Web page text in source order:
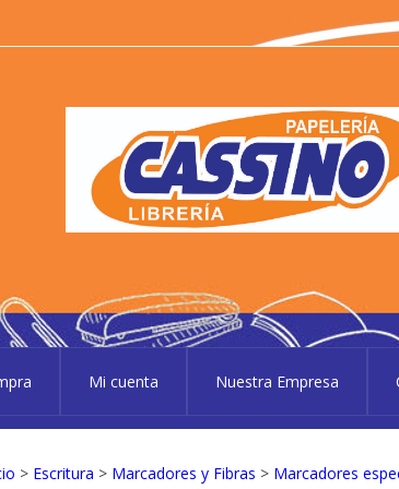
Mi cuenta Nuestra Empresa
> Escritura > Marcadores y Fibras > Marcadores